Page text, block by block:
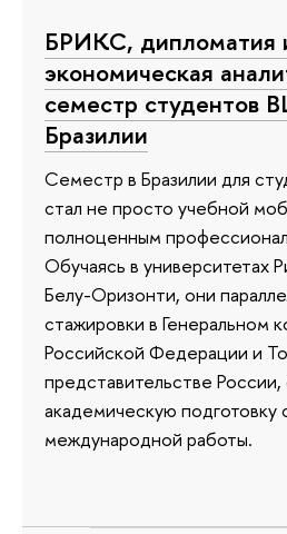
БРИКС, дипломатия
экономическая
семестр студентов
Бразилии
Семестр в Бразилии для
стал не просто учебной
полноценным
Обучаясь в университетах
Белу-Оризонти, они
стажировки в Генеральном
Российской Федерации и
представительстве России,
академическую подготовку
международной работы.